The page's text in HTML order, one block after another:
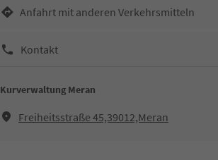
Anfahrt mit anderen Verkehrsmitteln
Kontakt
Kurverwaltung Meran
Freiheitsstraße 45,39012,Meran